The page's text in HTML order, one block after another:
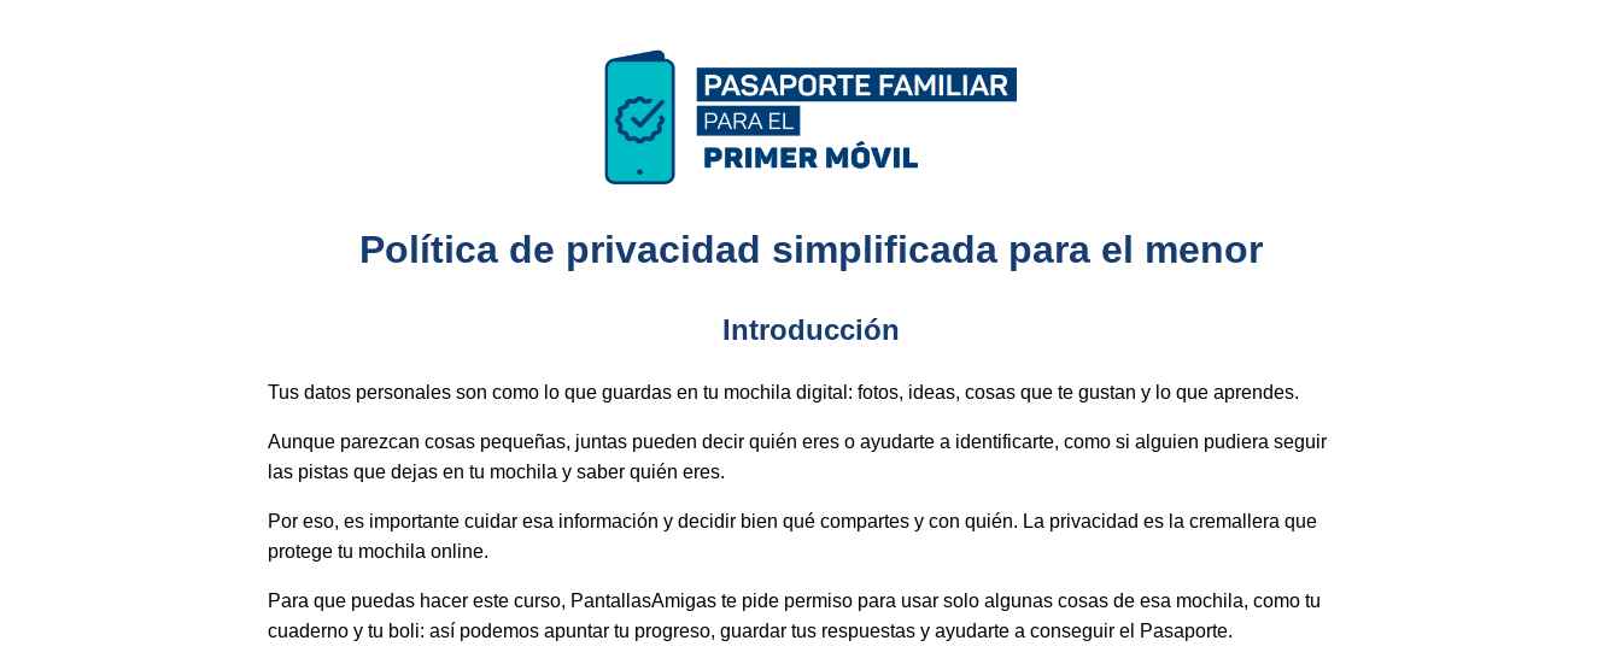
Política de privacidad simplificada para el menor
Introducción
Tus datos personales son como lo que guardas en tu mochila digital: fotos, ideas, cosas que te gustan y lo que aprendes.
Aunque parezcan cosas pequeñas, juntas pueden decir quién eres o ayudarte a identificarte, como si alguien pudiera seguir
las pistas que dejas en tu mochila y saber quién eres.
Por eso, es importante cuidar esa información y decidir bien qué compartes y con quién. La privacidad es la cremallera que
protege tu mochila online.
Para que puedas hacer este curso, PantallasAmigas te pide permiso para usar solo algunas cosas de esa mochila, como tu
cuaderno y tu boli: así podemos apuntar tu progreso, guardar tus respuestas y ayudarte a conseguir el Pasaporte.